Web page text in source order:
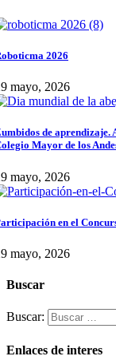
2026
mayo, 2026
de aprendizaje.
Mayor de los
mayo, 2026
en el
mayo, 2026
Buscar
Buscar:
Enlaces de interes